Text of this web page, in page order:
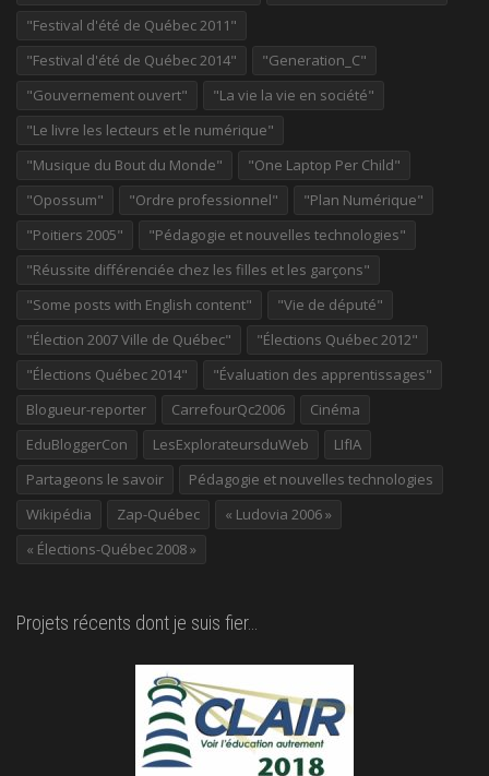
"Festival d'été de Québec 2011"
"Festival d'été de Québec 2014"
"Generation_C"
"Gouvernement ouvert"
"La vie la vie en société"
"Le livre les lecteurs et le numérique"
"Musique du Bout du Monde"
"One Laptop Per Child"
"Opossum"
"Ordre professionnel"
"Plan Numérique"
"Poitiers 2005"
"Pédagogie et nouvelles technologies"
"Réussite différenciée chez les filles et les garçons"
"Some posts with English content"
"Vie de député"
"Élection 2007 Ville de Québec"
"Élections Québec 2012"
"Élections Québec 2014"
"Évaluation des apprentissages"
Blogueur-reporter
CarrefourQc2006
Cinéma
EduBloggerCon
LesExplorateursduWeb
LIfIA
Partageons le savoir
Pédagogie et nouvelles technologies
Wikipédia
Zap-Québec
« Ludovia 2006 »
« Élections-Québec 2008 »
Projets récents dont je suis fier…